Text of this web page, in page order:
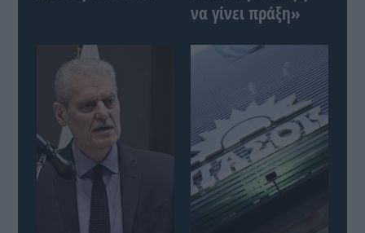
να γίνει πράξη»